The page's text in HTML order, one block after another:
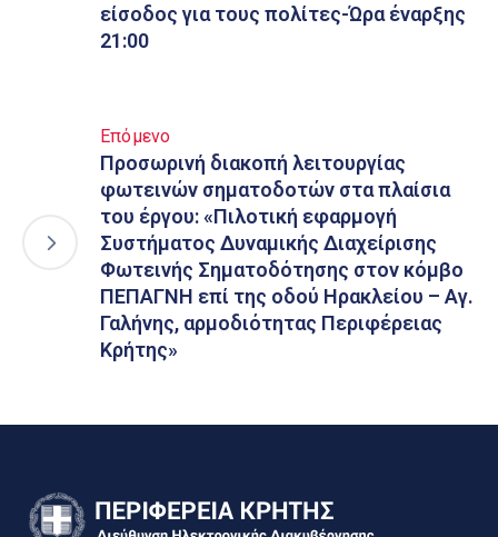
είσοδος για τους πολίτες-Ώρα έναρξης
21:00
Επόμενο
Προσωρινή διακοπή λειτουργίας
φωτεινών σηματοδοτών στα πλαίσια
του έργου: «Πιλοτική εφαρμογή
Συστήματος Δυναμικής Διαχείρισης
Φωτεινής Σηματοδότησης στον κόμβο
ΠΕΠΑΓΝΗ επί της οδού Ηρακλείου – Αγ.
Γαλήνης, αρμοδιότητας Περιφέρειας
Κρήτης»